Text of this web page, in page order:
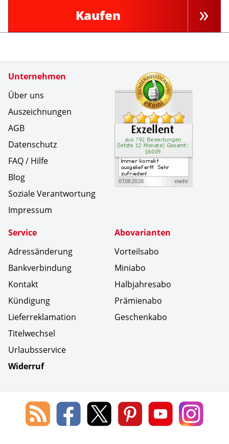
Kaufen
Unternehmen
Über uns
Auszeichnungen
AGB
Datenschutz
FAQ / Hilfe
Blog
Soziale Verantwortung
Impressum
Service
Adressänderung
Bankverbindung
Kontakt
Kündigung
Lieferreklamation
Titelwechsel
Urlaubsservice
Widerruf
Abovarianten
Vorteilsabo
Miniabo
Halbjahresabo
Prämienabo
Geschenkabo
Zertifikate
Social Media
Blog
des
Lorenz
Leserservice
Lorenz
Leserservice
Lorenz
Leserservice
Lorenz
Leserservice
Lorenz